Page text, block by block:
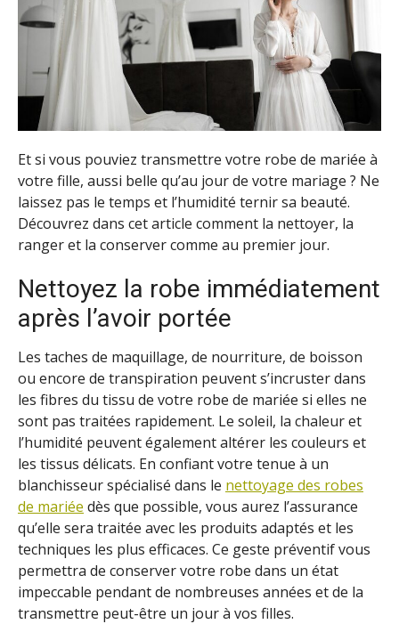
Et si vous pouviez transmettre votre robe de mariée à
votre fille, aussi belle qu’au jour de votre mariage ? Ne
laissez pas le temps et l’humidité ternir sa beauté.
Découvrez dans cet article comment la nettoyer, la
ranger et la conserver comme au premier jour.
Nettoyez la robe immédiatement
après l’avoir portée
Les taches de maquillage, de nourriture, de boisson
ou encore de transpiration peuvent s’incruster dans
les fibres du tissu de votre robe de mariée si elles ne
sont pas traitées rapidement. Le soleil, la chaleur et
l’humidité peuvent également altérer les couleurs et
les tissus délicats. En confiant votre tenue à un
blanchisseur spécialisé dans le nettoyage des robes
de mariée dès que possible, vous aurez l’assurance
qu’elle sera traitée avec les produits adaptés et les
techniques les plus efficaces. Ce geste préventif vous
permettra de conserver votre robe dans un état
impeccable pendant de nombreuses années et de la
transmettre peut-être un jour à vos filles.